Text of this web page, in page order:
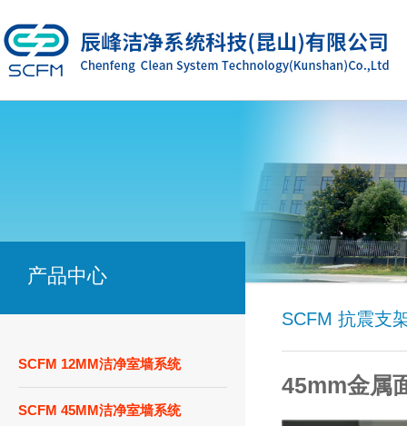
产品中心
SCFM 12MM洁净室墙系统
SCFM 45MM洁净室墙系统
SCFM 抗震支
45mm金属